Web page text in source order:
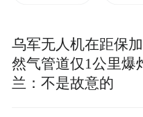
乌军无人机在距保
然气管道仅1公里爆
兰：不是故意的